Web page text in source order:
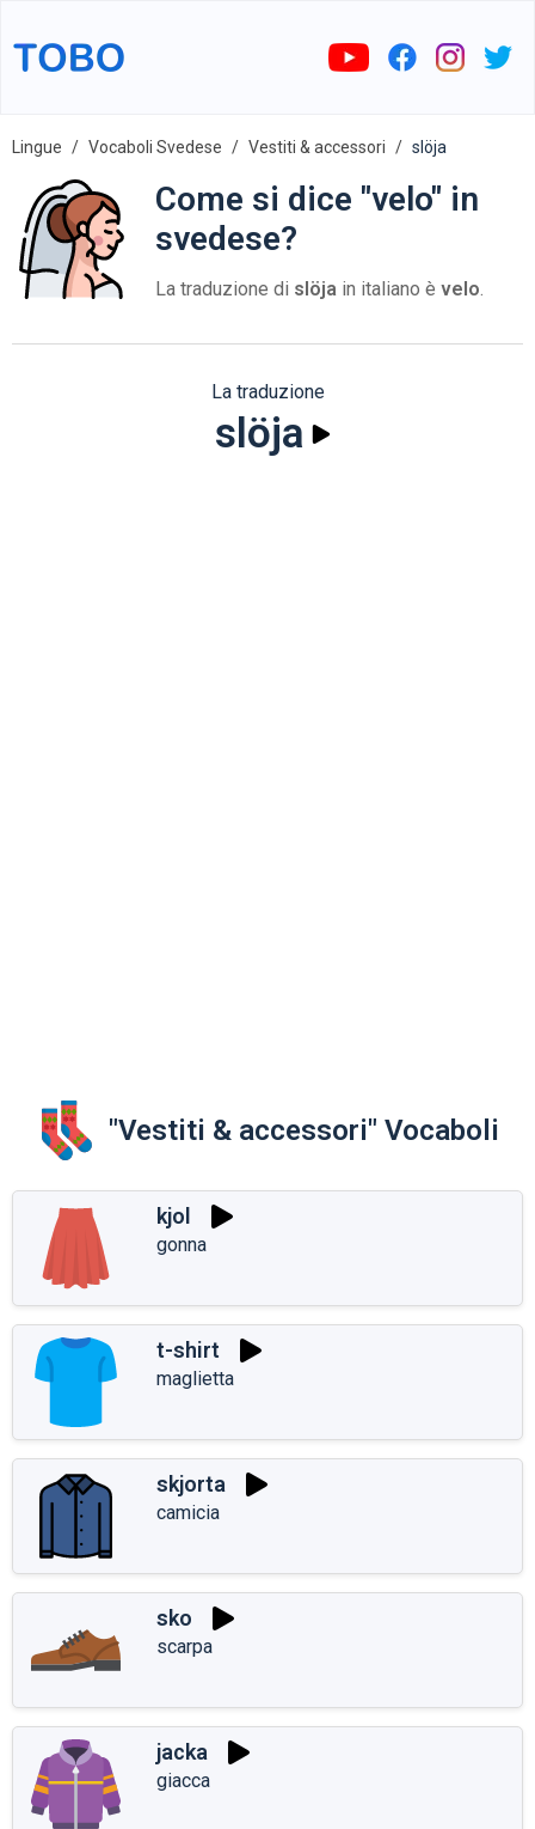
Lingue Vocaboli Svedese Vestiti & accessori slöja
Come si dice "velo" in
svedese?
La traduzione di slöja in italiano è velo.
La traduzione
slöja
"Vestiti & accessori" Vocaboli
kjol
gonna
t-shirt
maglietta
skjorta
camicia
sko
scarpa
jacka
giacca